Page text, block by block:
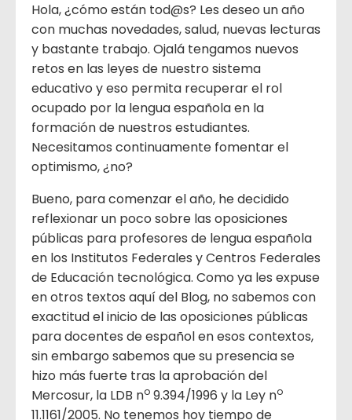
Hola, ¿cómo están tod@s? Les deseo un año
con muchas novedades, salud, nuevas lecturas
y bastante trabajo. Ojalá tengamos nuevos
retos en las leyes de nuestro sistema
educativo y eso permita recuperar el rol
ocupado por la lengua española en la
formación de nuestros estudiantes.
Necesitamos continuamente fomentar el
optimismo, ¿no?
Bueno, para comenzar el año, he decidido
reflexionar un poco sobre las oposiciones
públicas para profesores de lengua española
en los Institutos Federales y Centros Federales
de Educación tecnológica. Como ya les expuse
en otros textos aquí del Blog, no sabemos con
exactitud el inicio de las oposiciones públicas
para docentes de español en esos contextos,
sin embargo sabemos que su presencia se
hizo más fuerte tras la aprobación del
Mercosur, la LDB no 9.394/1996 y la Ley no
11.1161/2005. No tenemos hoy tiempo de